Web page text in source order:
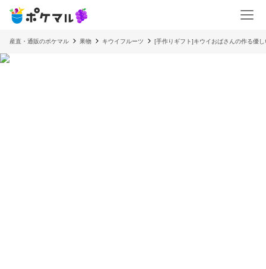
産直・通販のポケマル 果物 キウイフルーツ [手作りギフト]キウイおばさんの作る優